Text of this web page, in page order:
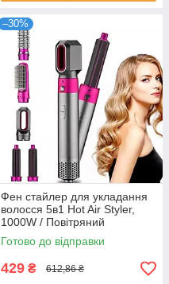
–30%
Фен стайлер для укладання
волосся 5в1 Hot Air Styler,
1000W / Повітряний
мультистайлер для волосся /
Фен щітка
Готово до відправки
429 ₴ 612,86 ₴